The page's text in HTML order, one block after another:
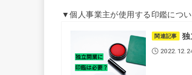
▼個人事業主が使用する印鑑につい
関連記事 独